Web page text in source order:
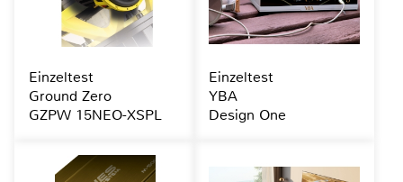
Einzeltest
Ground Zero
GZPW 15NEO-XSPL
Einzeltest
YBA
Design One